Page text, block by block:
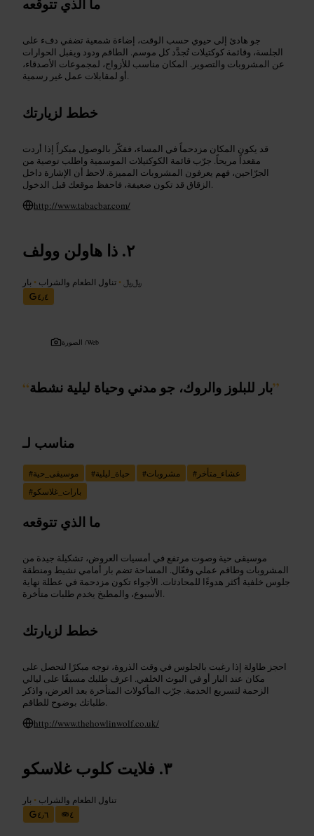
جو هادئ إلى حيوي حسب الوقت، إضاءة شمعية تضفي دفء على
الجلسة، وقائمة كوكتيلات تُجدَّد كل موسم. الطاقم ودود ويقبل الحوارات
عن المشروبات والتصوير. المكان مناسب للأزواج، لمجموعات الأصدقاء،
أو لمقابلات عمل غير رسمية.
خطط لزيارتك
قد يكون المكان مزدحماً في المساء، ففكّر بالوصول مبكراً إذا أردت
مقعداً مريحاً. جرّب قائمة الكوكتيلات الموسمية واطلب توصية من
الجرّاحين، فهم يعرفون المشروبات المميزة. لاحظ أن الإشارة داخل
الزقاق قد تكون ضعيفة، فاحفظ موقعك قبل الدخول.
http://www.tabacbar.com/
ذا هاولن وولف
﷼﷼ • تناول الطعام والشراب • بار
٤٫٤
الصورة /Web
“بار للبلوز والروك، جو مدني وحياة ليلية نشطة”
مناسب لـ
#موسيقى_حية #حياة_ليلية #مشروبات # عشاء_متأخر
#بارات_غلاسكو
ما الذي تتوقعه
موسيقى حية وصوت مرتفع في أمسيات العروض، تشكيلة جيدة من
المشروبات وطاقم عملي وفعّال. المساحة تضم بار أمامي نشيط ومنطقة
جلوس خلفية أكثر هدوءًا للمحادثات. الأجواء تكون مزدحمة في عطلة نهاية
الأسبوع، والمطبخ يخدم طلبات متأخرة.
خطط لزيارتك
احجز طاولة إذا رغبت بالجلوس في وقت الذروة، توجه مبكرًا لتحصل على
مكان عند البار أو في البوث الخلفي. اعرف طلبك مسبقًا على ليالي
الزحمة لتسريع الخدمة. جرّب المأكولات المتأخرة بعد العرض، واذكر
طلباتك بوضوح للطاقم.
http://www.thehowlinwolf.co.uk/
فلايت كلوب غلاسكو
تناول الطعام والشراب • بار
٤٫٦
٤